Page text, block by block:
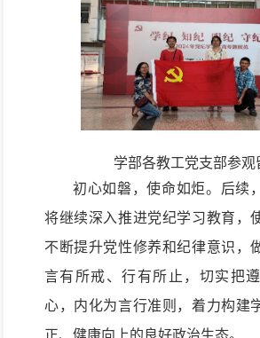
学部各教工党支部参观
初心如磐，使命如炬。后续
将继续深入推进党纪学习教育，
不断提升党性修养和纪律意识，
言有所戒、行有所止，切实把
心，内化为言行准则，着力构建
正、健康向上的良好政治生态。